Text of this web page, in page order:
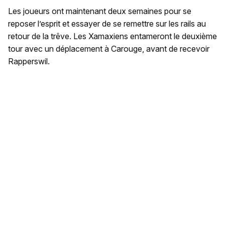
Les joueurs ont maintenant deux semaines pour se
reposer l’esprit et essayer de se remettre sur les rails au
retour de la trêve. Les Xamaxiens entameront le deuxième
tour avec un déplacement à Carouge, avant de recevoir
Rapperswil.